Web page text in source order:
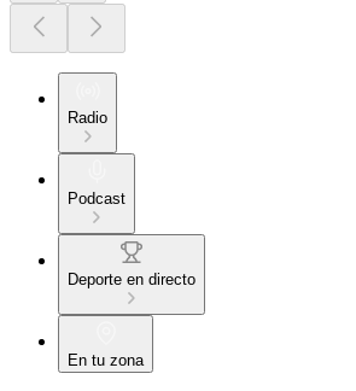
Radio
Podcast
Deporte en directo
En tu zona